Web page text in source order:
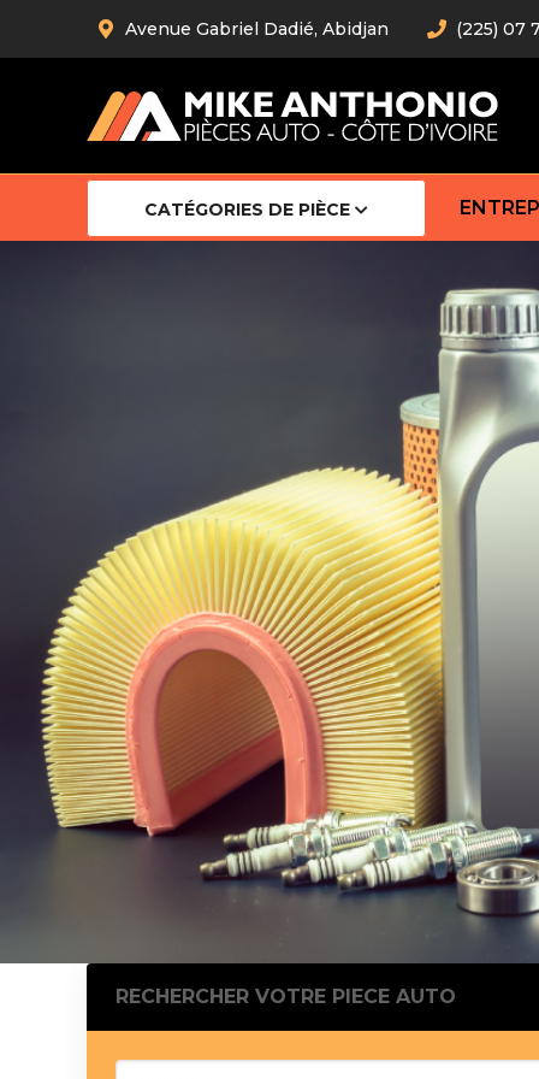
Avenue Gabriel Dadié, Abidjan (225) 07
CATÉGORIES DE PIÈCE
Barre
Barre
Robot
Bras
Cardan
Pistons
Feu
Bague
Bague
Calle
Chaine
RECHERCHER VOTRE PIECE AUTO